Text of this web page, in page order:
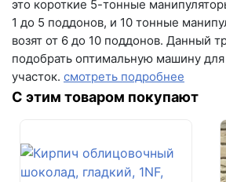
(вывеска "Мир кирпича")
пн-пт с 9:00 до 18:00
+7 (846) 215-16-16
+7 (993) 993-77-22
Написать в Telegram
Кирпичик
Вес поддона
1750 кг
Залог за поддоны
Кол-во поддонов в машине
это короткие 5-тонные
1 до 5 поддонов, и 10 тонные
возят от 6 до 10 поддонов. Данный
подобрать оптимальную машину
участок. смотреть подробнее
С этим товаром покупают